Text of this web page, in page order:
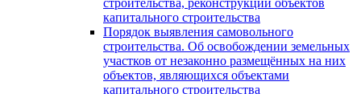
строительства, реконструкции объектов
капитального строительства
Порядок выявления самовольного
строительства. Об освобождении земельных
участков от незаконно размещённых на них
объектов, являющихся объектами
капитального строительства